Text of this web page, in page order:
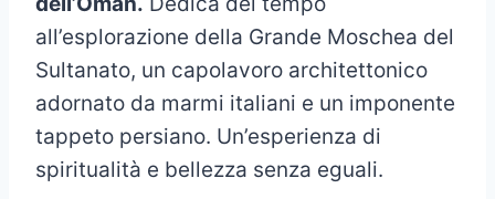
all’esplorazione della Grande Moschea del
Sultanato, un capolavoro architettonico
adornato da marmi italiani e un imponente
tappeto persiano. Un’esperienza di
spiritualità e bellezza senza eguali.